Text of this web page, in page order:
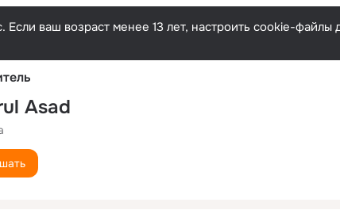
Русский
ваш возраст менее 13 лет, настроить cookie-файлы
Asad